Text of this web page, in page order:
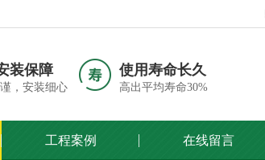
装保障
，安装细心
使用寿命长久
高出平均寿命30%
工程案例 在线留言